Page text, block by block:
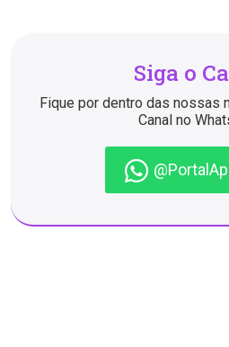
Siga o
Fique por dentro das nossas
Canal no